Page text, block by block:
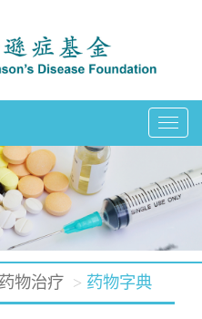
T
g
l
e
药物治疗 药物字典